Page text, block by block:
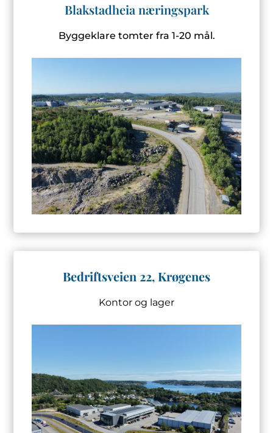
Blakstadheia næringspark
Byggeklare tomter fra 1-20 mål.
Bedriftsveien 22, Krøgenes
Kontor og lager